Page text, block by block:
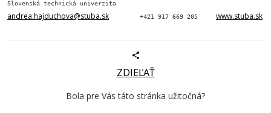
Slovenská technická univerzita
andrea.hajduchova@stuba.sk +421 917 669 205 www.stuba.sk
ZDIEĽAŤ
Bola pre Vás táto stránka užitočná?